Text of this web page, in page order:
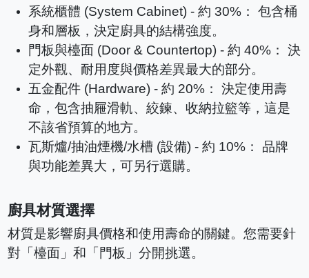
系統櫃體 (System Cabinet) - 約 30%： 包含桶
身和層板，決定廚具的結構強度。
門板與檯面 (Door & Countertop) - 約 40%： 決
定外觀、耐用度與價格差異最大的部分。
五金配件 (Hardware) - 約 20%： 決定使用壽
命，包含抽屜滑軌、絞鍊、收納拉籃等，這是
不該省預算的地方。
瓦斯爐/抽油煙機/水槽 (設備) - 約 10%： 品牌
與功能差異大，可另行選購。
廚具材質選擇
材質是影響廚具價格和使用壽命的關鍵。您需要針
對「檯面」和「門板」分開挑選。